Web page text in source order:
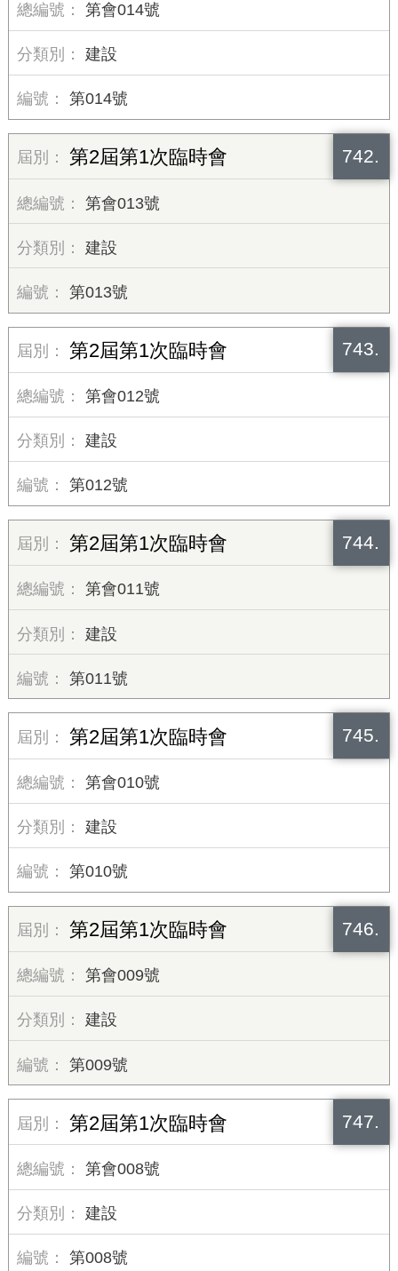
第會014號
建設
第014號
742.
第2屆第1次臨時會
第會013號
建設
第013號
743.
第2屆第1次臨時會
第會012號
建設
第012號
744.
第2屆第1次臨時會
第會011號
建設
第011號
745.
第2屆第1次臨時會
第會010號
建設
第010號
746.
第2屆第1次臨時會
第會009號
建設
第009號
747.
第2屆第1次臨時會
第會008號
建設
第008號